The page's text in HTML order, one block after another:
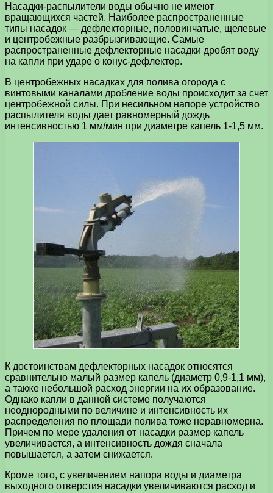
Насадки-распылители воды обычно не имеют
вращающихся частей. Наиболее распространенные
типы насадок — дефлекторные, половинчатые, щелевые
и центробежные разбрызгивающие. Самые
распространенные дефлекторные насадки дробят воду
на капли при ударе о конус-дефлектор.
В центробежных насадках для полива огорода с
винтовыми каналами дробление воды происходит за счет
центробежной силы. При несильном напоре устройство
распылителя воды дает равномерный дождь
интенсивностью 1 мм/мин при диаметре капель 1-1,5 мм.
К достоинствам дефлекторных насадок относятся
сравнительно малый размер капель (диаметр 0,9-1,1 мм),
а также небольшой расход энергии на их образование.
Однако капли в данной системе получаются
неоднородными по величине и интенсивность их
распределения по площади полива тоже неравномерна.
Причем по мере удаления от насадки размер капель
увеличивается, а интенсивность дождя сначала
повышается, а затем снижается.
Кроме того, с увеличением напора воды и диаметра
выходного отверстия насадки увеличиваются расход и